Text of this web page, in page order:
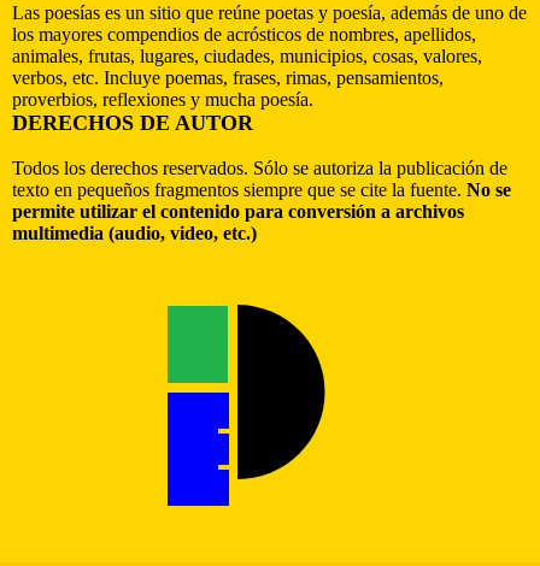
Las poesías es un sitio que reúne poetas y poesía, además de uno de
los mayores compendios de acrósticos de nombres, apellidos,
animales, frutas, lugares, ciudades, municipios, cosas, valores,
verbos, etc. Incluye poemas, frases, rimas, pensamientos,
proverbios, reflexiones y mucha poesía.
DERECHOS DE AUTOR
Todos los derechos reservados. Sólo se autoriza la publicación de
texto en pequeños fragmentos siempre que se cite la fuente. No se
permite utilizar el contenido para conversión a archivos
multimedia (audio, video, etc.)